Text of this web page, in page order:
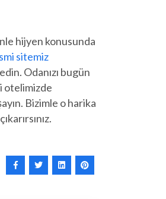
hijyen konusunda
sitemiz
Odanızı bugün
otelimizde
Bizimle o harika